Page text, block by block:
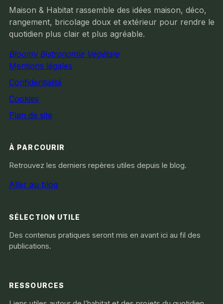
Maison & Habitat rassemble des idées maison, déco,
rangement, bricolage doux et extérieur pour rendre le
quotidien plus clair et plus agréable.
Bloomy Bistronomie Végétale
Mentions légales
Confidentialité
Cookies
Plan de site
À PARCOURIR
Retrouvez les derniers repères utiles depuis le blog.
Aller au blog
SÉLECTION UTILE
Des contenus pratiques seront mis en avant ici au fil des
publications.
RESSOURCES